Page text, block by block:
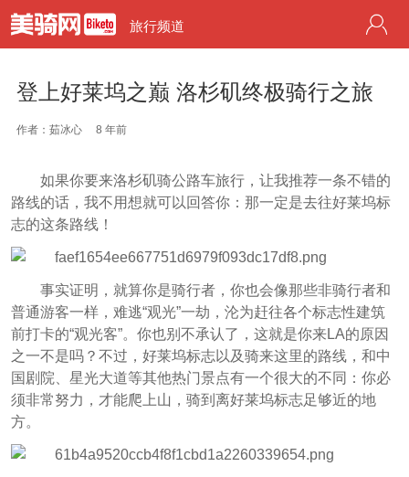
旅行频道
登上好莱坞之巅 洛杉矶终极骑行之旅
作者：茹冰心 8 年前
如果你要来洛杉矶骑公路车旅行，让我推荐一条不错的
路线的话，我不用想就可以回答你：那一定是去往好莱坞标
志的这条路线！
事实证明，就算你是骑行者，你也会像那些非骑行者和
普通游客一样，难逃“观光”一劫，沦为赶往各个标志性建筑
前打卡的“观光客”。你也别不承认了，这就是你来LA的原因
之一不是吗？不过，好莱坞标志以及骑来这里的路线，和中
国剧院、星光大道等其他热门景点有一个很大的不同：你必
须非常努力，才能爬上山，骑到离好莱坞标志足够近的地
方。